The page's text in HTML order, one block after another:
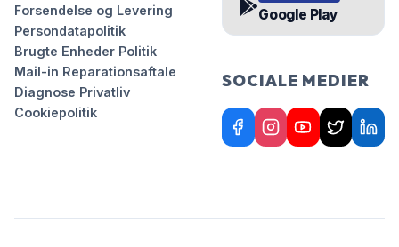
Forsendelse og Levering
Persondatapolitik
Brugte Enheder Politik
Mail-in Reparationsaftale
Diagnose Privatliv
Cookiepolitik
Google Play
SOCIALE MEDIER